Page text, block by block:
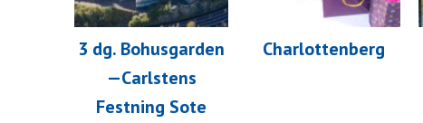
3 dg. Bohusgarden
—Carlstens
Festning Sote
Charlottenberg